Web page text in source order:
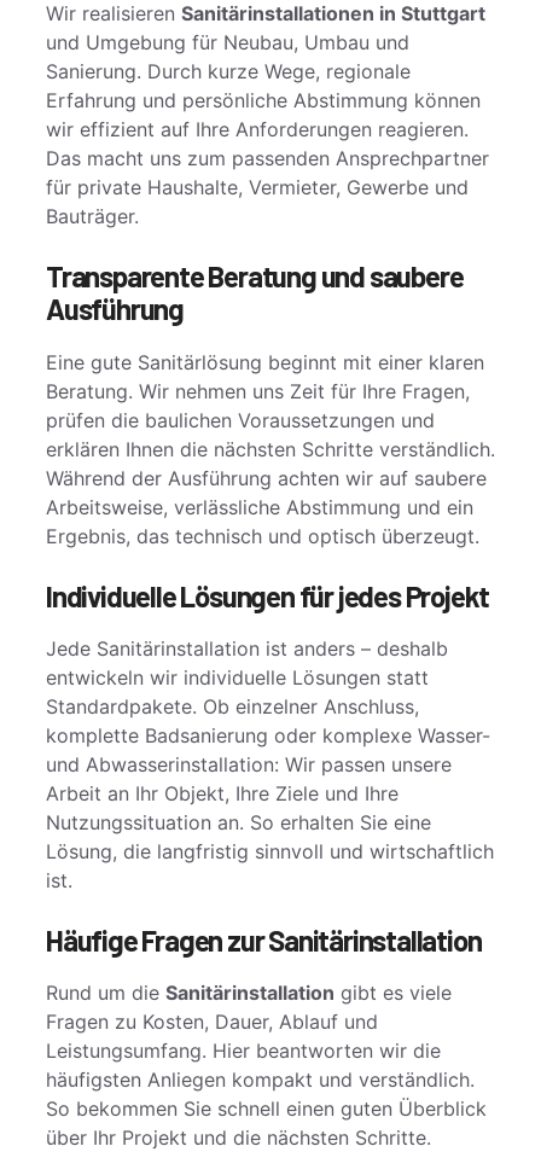
Wir realisieren Sanitärinstallationen in Stuttgart
und Umgebung für Neubau, Umbau und
Sanierung. Durch kurze Wege, regionale
Erfahrung und persönliche Abstimmung können
wir effizient auf Ihre Anforderungen reagieren.
Das macht uns zum passenden Ansprechpartner
für private Haushalte, Vermieter, Gewerbe und
Bauträger.
Transparente Beratung und saubere
Ausführung
Eine gute Sanitärlösung beginnt mit einer klaren
Beratung. Wir nehmen uns Zeit für Ihre Fragen,
prüfen die baulichen Voraussetzungen und
erklären Ihnen die nächsten Schritte verständlich.
Während der Ausführung achten wir auf saubere
Arbeitsweise, verlässliche Abstimmung und ein
Ergebnis, das technisch und optisch überzeugt.
Individuelle Lösungen für jedes Projekt
Jede Sanitärinstallation ist anders – deshalb
entwickeln wir individuelle Lösungen statt
Standardpakete. Ob einzelner Anschluss,
komplette Badsanierung oder komplexe Wasser-
und Abwasserinstallation: Wir passen unsere
Arbeit an Ihr Objekt, Ihre Ziele und Ihre
Nutzungssituation an. So erhalten Sie eine
Lösung, die langfristig sinnvoll und wirtschaftlich
ist.
Häufige Fragen zur Sanitärinstallation
Rund um die Sanitärinstallation gibt es viele
Fragen zu Kosten, Dauer, Ablauf und
Leistungsumfang. Hier beantworten wir die
häufigsten Anliegen kompakt und verständlich.
So bekommen Sie schnell einen guten Überblick
über Ihr Projekt und die nächsten Schritte.